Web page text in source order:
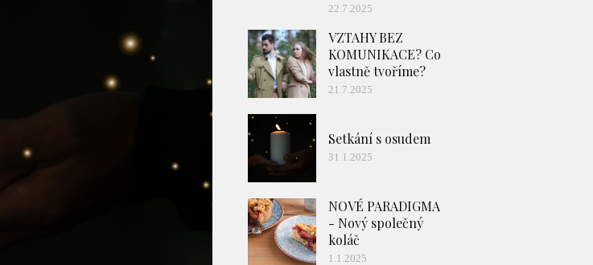
22.7.2025
VZTAHY BEZ
KOMUNIKACE? Co
vlastně tvoříme?
21.7.2025
Setkání s osudem
31.1.2025
NOVÉ PARADIGMA
- Nový společný
koláč
1.1.2025